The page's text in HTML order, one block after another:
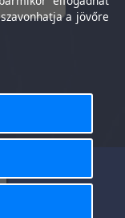
jog
a jövőre